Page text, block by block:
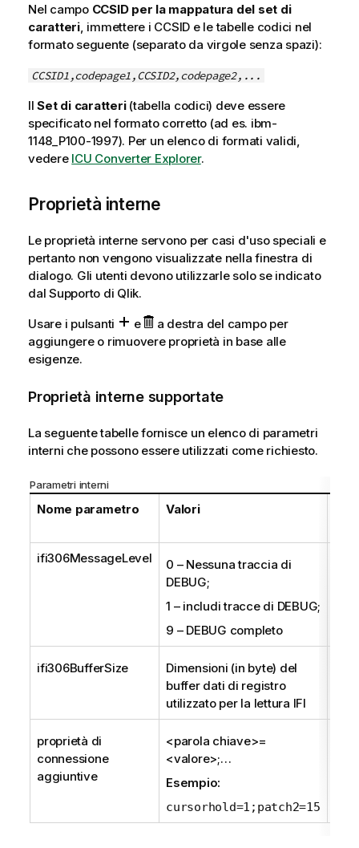
Nel campo CCSID per la mappatura del set di
caratteri, immettere i CCSID e le tabelle codici nel
formato seguente (separato da virgole senza spazi):
CCSID1,codepage1,CCSID2,codepage2,...
IlSet di caratteri(tabella codici) deve essere
specificato nel formato corretto (ad es. ibm-
1148_P100-1997). Per un elenco di formati validi,
vedere ICU Converter Explorer.
Proprietà interne
Le proprietà interne servono per casi d'uso speciali e
pertanto non vengono visualizzate nella finestra di
dialogo. Gli utenti devono utilizzarle solo se indicato
dal Supporto di Qlik.
Usare i pulsanti
e
a destra del campo per
aggiungere o rimuovere proprietà in base alle
esigenze.
Proprietà interne supportate
La seguente tabelle fornisce un elenco di parametri
interni che possono essere utilizzati come richiesto.
Parametri interni
Nome parametro Valori
ifi306MessageLevel
0 – Nessuna traccia di
DEBUG;
1 – includi tracce di DEBUG;
9 – DEBUG completo
ifi306BufferSize
Dimensioni (in byte) del
buffer dati di registro
utilizzato per la lettura IFI
proprietà di
connessione
aggiuntive
<parola chiave>=
<valore>;…
Esempio:
cursorhold=1;patch2=15